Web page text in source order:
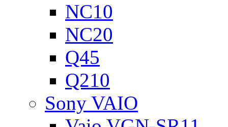
NC10
NC20
Q45
Q210
Sony VAIO